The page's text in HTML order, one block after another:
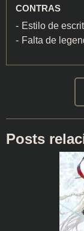
CONTRAS
Estilo de
Falta de
Posts